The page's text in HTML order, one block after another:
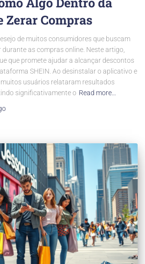
Zerar Compras
de muitos consumidores que buscam
as compras online. Neste artigo,
que promete ajudar a alcançar descontos
SHEIN. Ao desinstalar o aplicativo e
usuários relataram resultados
significativamente o Read more…